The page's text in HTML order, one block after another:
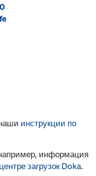
инструкции по
информация
центре загрузок Doka.